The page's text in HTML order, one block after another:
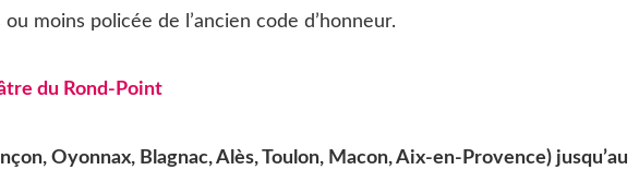
moins policée de l’ancien code d’honneur.
du Rond-Point
Oyonnax, Blagnac, Alès, Toulon, Macon, Aix-en-Provence) jusqu’au